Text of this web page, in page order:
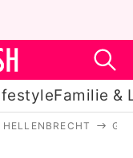
Familie &